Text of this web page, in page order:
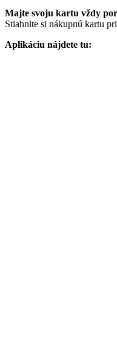
Majte svoju kartu vždy
Stiahnite si nákupnú kartu
Aplikáciu nájdete tu: